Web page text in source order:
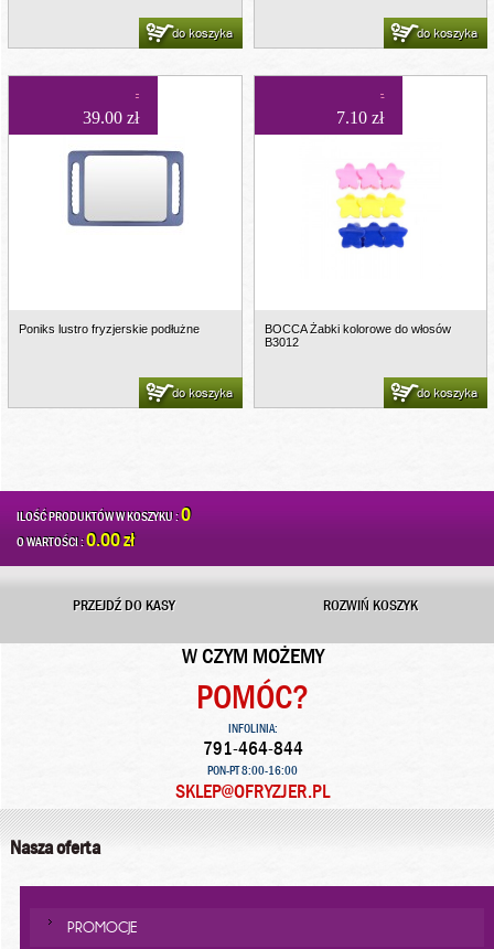
do koszyka do koszyka
39.00 zł
Poniks lustro fryzjerskie podłużne
do koszyka
7.10 zł
BOCCA Żabki kolorowe do włosów
B3012
do koszyka
ILOŚĆ PRODUKTÓW W KOSZYKU :0
O WARTOŚCI :0.00 zł
PRZEJDŹ DO KASY ROZWIŃ KOSZYK
W CZYM MOŻEMY
POMÓC?
INFOLINIA:
791-464-844
PON-PT 8:00-16:00
SKLEP@OFRYZJER.PL
Nasza oferta
PROMOCJE